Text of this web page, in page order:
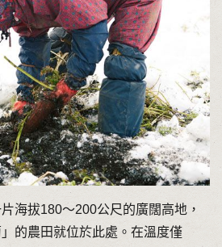
海拔180〜200公尺的廣闊高地，
的農田就位於此處。在溫度僅